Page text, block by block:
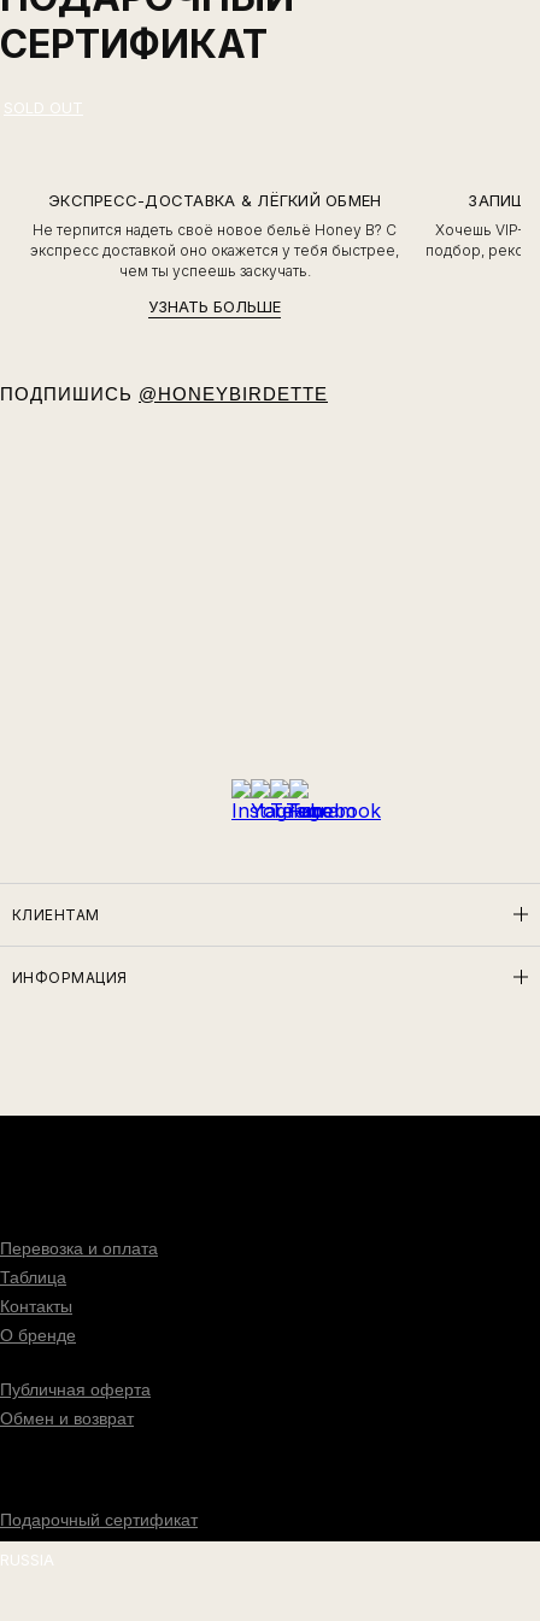
СЕРТИФИКАТ
ЭКСПРЕСС-ДОСТАВКА & ЛЁГКИЙ ОБМЕН
Не терпится надеть своё новое бельё Honey B? С
экспресс доставкой оно окажется у тебя быстрее,
чем ты успеешь заскучать.
УЗНАТЬ БОЛЬШЕ
Хочешь VIP-
подбор,
ПОДПИШИСЬ @HONEYBIRDETTE
КЛИЕНТАМ
ИНФОРМАЦИЯ
Перевозка и оплата
Таблица
Контакты
О бренде
Публичная оферта
Обмен и возврат
Подарочный сертификат
RUSSIA